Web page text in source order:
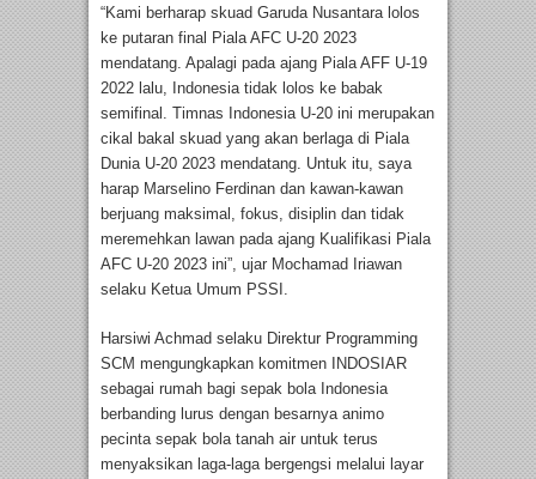
“Kami berharap skuad Garuda Nusantara lolos
ke putaran final Piala AFC U-20 2023
mendatang. Apalagi pada ajang Piala AFF U-19
2022 lalu, Indonesia tidak lolos ke babak
semifinal. Timnas Indonesia U-20 ini merupakan
cikal bakal skuad yang akan berlaga di Piala
Dunia U-20 2023 mendatang. Untuk itu, saya
harap Marselino Ferdinan dan kawan-kawan
berjuang maksimal, fokus, disiplin dan tidak
meremehkan lawan pada ajang Kualifikasi Piala
AFC U-20 2023 ini”, ujar Mochamad Iriawan
selaku Ketua Umum PSSI.
Harsiwi Achmad selaku Direktur Programming
SCM mengungkapkan komitmen INDOSIAR
sebagai rumah bagi sepak bola Indonesia
berbanding lurus dengan besarnya animo
pecinta sepak bola tanah air untuk terus
menyaksikan laga-laga bergengsi melalui layar